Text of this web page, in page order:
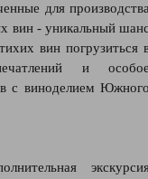
для
вин - уникальный
вин погрузиться
и
с виноделием